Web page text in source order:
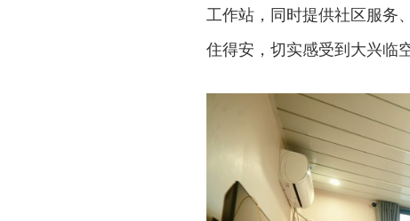
工作站，同时提供社区服务
住得安，切实感受到大兴临